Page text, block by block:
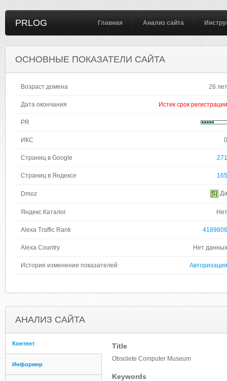
PRLOG Главная Анализ сайта
ОСНОВНЫЕ ПОКАЗАТЕЛИ САЙТА
Возраст домена 26 лет
Дата окончания Истек срок регистрации
PR
ИКС 0
Страниц в Google 271
Страниц в Яндексе 165
Dmoz Да
Яндекс Каталог Нет
Alexa Traffic Rank 4189806
Alexa Country Нет данных
История изменения показателей Авторизация
АНАЛИЗ САЙТА
Контент
Информер
Title
Obsolete Computer Museum
Keywords